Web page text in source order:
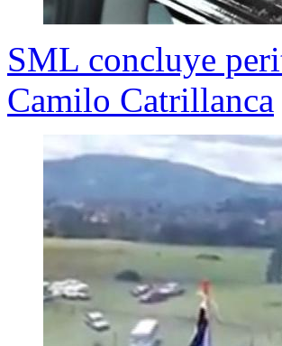
SML concluye
Camilo Catrillanca